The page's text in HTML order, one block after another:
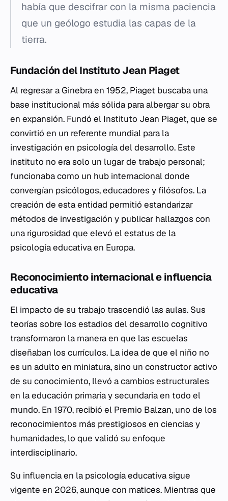
había que descifrar con la misma paciencia
que un geólogo estudia las capas de la
tierra.
Fundación del Instituto Jean Piaget
Al regresar a Ginebra en 1952, Piaget buscaba una
base institucional más sólida para albergar su obra
en expansión. Fundó el Instituto Jean Piaget, que se
convirtió en un referente mundial para la
investigación en psicología del desarrollo. Este
instituto no era solo un lugar de trabajo personal;
funcionaba como un hub internacional donde
convergían psicólogos, educadores y filósofos. La
creación de esta entidad permitió estandarizar
métodos de investigación y publicar hallazgos con
una rigurosidad que elevó el estatus de la
psicología educativa en Europa.
Reconocimiento internacional e influencia
educativa
El impacto de su trabajo trascendió las aulas. Sus
teorías sobre los estadios del desarrollo cognitivo
transformaron la manera en que las escuelas
diseñaban los currículos. La idea de que el niño no
es un adulto en miniatura, sino un constructor activo
de su conocimiento, llevó a cambios estructurales
en la educación primaria y secundaria en todo el
mundo. En 1970, recibió el Premio Balzan, uno de los
reconocimientos más prestigiosos en ciencias y
humanidades, lo que validó su enfoque
interdisciplinario.
Su influencia en la psicología educativa sigue
vigente en 2026, aunque con matices. Mientras que